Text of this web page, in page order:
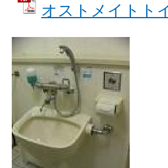
オストメイトト